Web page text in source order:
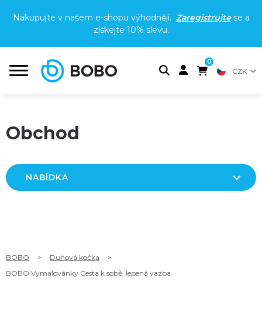
Nakupujte v našem e-shopu výhodněji. Zaregistrujtese a
získejte 10% slevu.
0
CZK
Obchod
NABÍDKA
BOBO > Duhová kočka
>
BOBO Vymalovánky Cesta k sobě, lepená vazba